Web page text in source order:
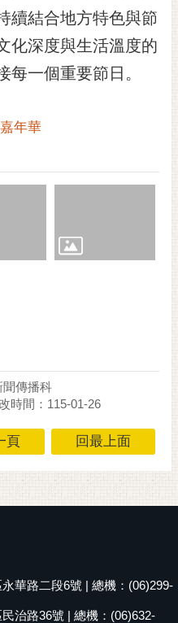
續結合地方特色與節
化深度與生活溫度的
每一個重要節日。
年華
聞傳播科
時間：115-01-26
頁 回最上面
華路二段6號 | 總機：(06)299-
治路36號 | 總機：(06)632-